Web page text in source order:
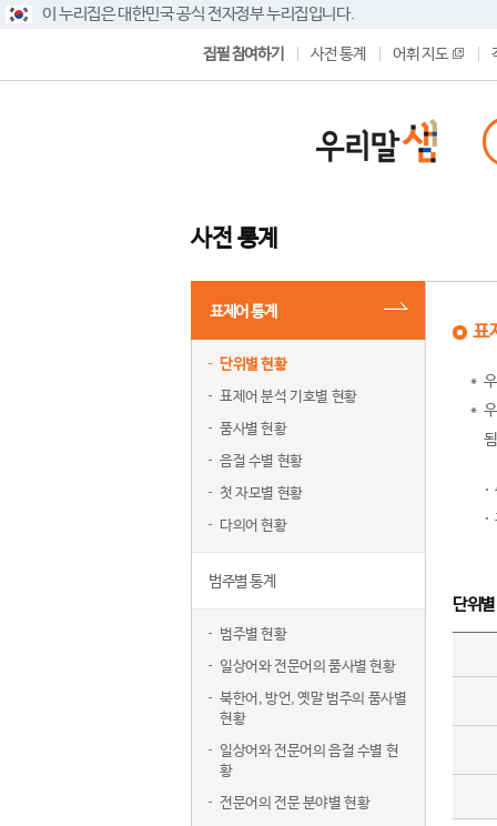
이 누리집은 대한민국 공식 전자정부 누리집입니다.
집필 참여하기 사전 통계 어휘 지도
사전 통계
표제어 통계
단위별 현황
표제어 분석 기호별 현황
품사별 현황
음절 수별 현황
첫 자모별 현황
다의어 현황
범주별 통계
범주별 현황
일상어와 전문어의 품사별 현황
북한어, 방언, 옛말 범주의 품사별
현황
일상어와 전문어의 음절 수별 현
황
전문어의 전문 분야별 현황
표
단위